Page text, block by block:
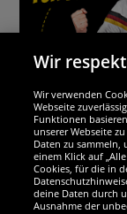
Wir
Wir verwenden
Webseite
Funktionen
unserer Webseite
Daten zu sammeln,
einem Klick auf
Cookies, für die in
deine Daten durch
Ausnahme der